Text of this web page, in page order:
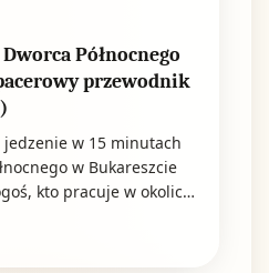
Północnego
przewodnik
w 15 minutach
w Bukareszcie
kto pracuje w okolicy.